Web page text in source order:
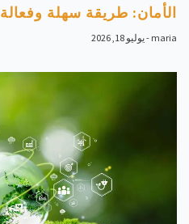
الأمان: طريقة سهلة وفعالة
maria يوليو 18, 2026